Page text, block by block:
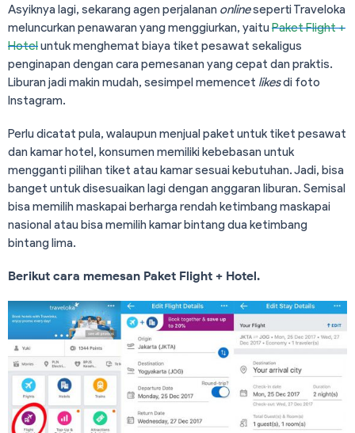
Asyiknya lagi, sekarang agen perjalanan onlineseperti Traveloka
meluncurkan penawaran yang menggiurkan, yaitu Paket Flight +
Hoteluntuk menghemat biaya tiket pesawat sekaligus
penginapan dengan cara pemesanan yang cepat dan praktis.
Liburan jadi makin mudah, sesimpel memencet likesdi foto
Instagram.
Perlu dicatat pula, walaupun menjual paket untuk tiket pesawat
dan kamar hotel, konsumen memiliki kebebasan untuk
mengganti pilihan tiket atau kamar sesuai kebutuhan. Jadi, bisa
banget untuk disesuaikan lagi dengan anggaran liburan. Semisal
bisa memilih maskapai berharga rendah ketimbang maskapai
nasional atau bisa memilih kamar bintang dua ketimbang
bintang lima.
Berikut cara memesan Paket Flight + Hotel.